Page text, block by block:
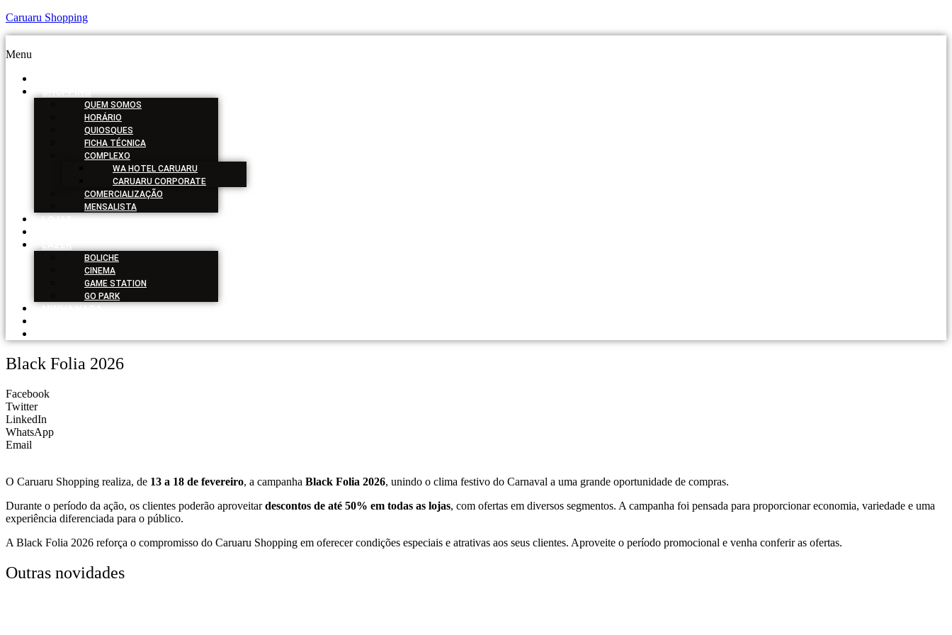
Caruaru Shopping
Menu
SHOPPING
QUEM SOMOS
HORÁRIO
QUIOSQUES
FICHA TÉCNICA
COMPLEXO
WA HOTEL CARUARU
CARUARU CORPORATE
COMERCIALIZAÇÃO
MENSALISTA
LOJAS
LAZER
BOLICHE
CINEMA
GAME STATION
GO PARK
MINHA VAGA
Black Folia 2026
Facebook
Twitter
LinkedIn
WhatsApp
Email
O Caruaru Shopping realiza, de 13 a 18 de fevereiro, a campanha Black Folia 2026, unindo o clima festivo do Carnaval a uma grande oportunidade de compras.
Durante o período da ação, os clientes poderão aproveitardescontos de até 50% em todas as lojas, com ofertas em diversos segmentos. A campanha foi pensada para proporcionar economia, variedade e uma
experiência diferenciada para o público.
A Black Folia 2026 reforça o compromisso do Caruaru Shopping em oferecer condições especiais e atrativas aos seus clientes. Aproveite o período promocional e venha conferir as ofertas.
Outras novidades